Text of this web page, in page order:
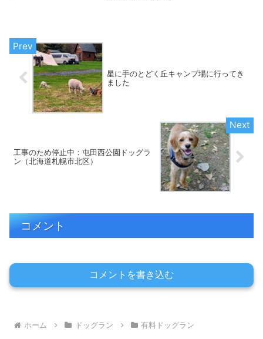
星に手のとどく丘キャンプ場に行ってき
ました
工事のため停止中：屯田西公園ドッグラ
ン（北海道札幌市北区）
コメント
コメントを書き込む
ホーム ドッグラン 有料ドッグラン